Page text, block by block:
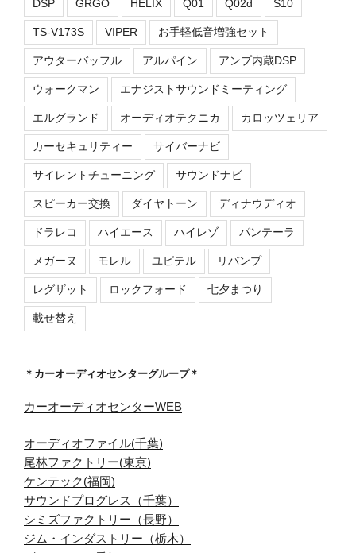
DSP GRGO HELIX Q01 Q02d S10
TS-V173S VIPER お手軽低音増強セット
アウターバッフル アルパイン アンプ内蔵DSP
ウォークマン エナジストサウンドミーティング
エルグランド オーディオテクニカ カロッツェリア
カーセキュリティー サイバーナビ
サイレントチューニング サウンドナビ
スピーカー交換 ダイヤトーン ディナウディオ
ドラレコ ハイエース ハイレゾ パンテーラ
メガーヌ モレル ユピテル リバンプ
レグザット ロックフォード 七夕まつり
載せ替え
＊カーオーディオセンターグループ＊
カーオーディオセンターWEB
オーディオファイル(千葉)
尾林ファクトリー(東京)
ケンテック(福岡)
サウンドプログレス（千葉）
シミズファクトリー（長野）
ジム・インダストリー（栃木）